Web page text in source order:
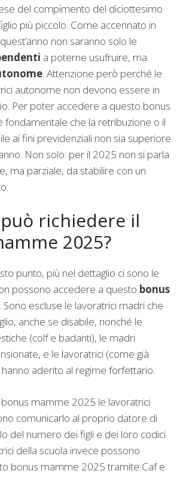
del compimento del diciottesimo
più piccolo. Come accennato in
non saranno solo le
a poterne usufruire, ma
. Attenzione però perché le
autonome non devono essere in
Per poter accedere a questo bonus
che la retribuzione o il
ai fini previdenziali non sia superiore
Non solo: per il 2025 non si parla
ma parziale, da stabilire con un
richiedere il
2025?
punto, più nel dettaglio ci sono le
possono accedere a questo bonus
. Sono escluse le lavoratrici madri che
anche se disabile, nonché le
(colf e badanti), le madri
e le lavoratrici (come già
aderito al regime forfettario.
mamme 2025 le lavoratrici
comunicarlo al proprio datore di
del numero dei figli e dei loro codici
della scuola invece possono
bonus mamme 2025 tramite Caf e